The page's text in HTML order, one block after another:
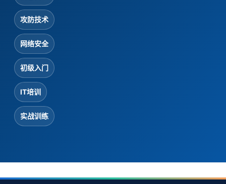
攻防技术
网络安全
初级入门
IT培训
实战训练